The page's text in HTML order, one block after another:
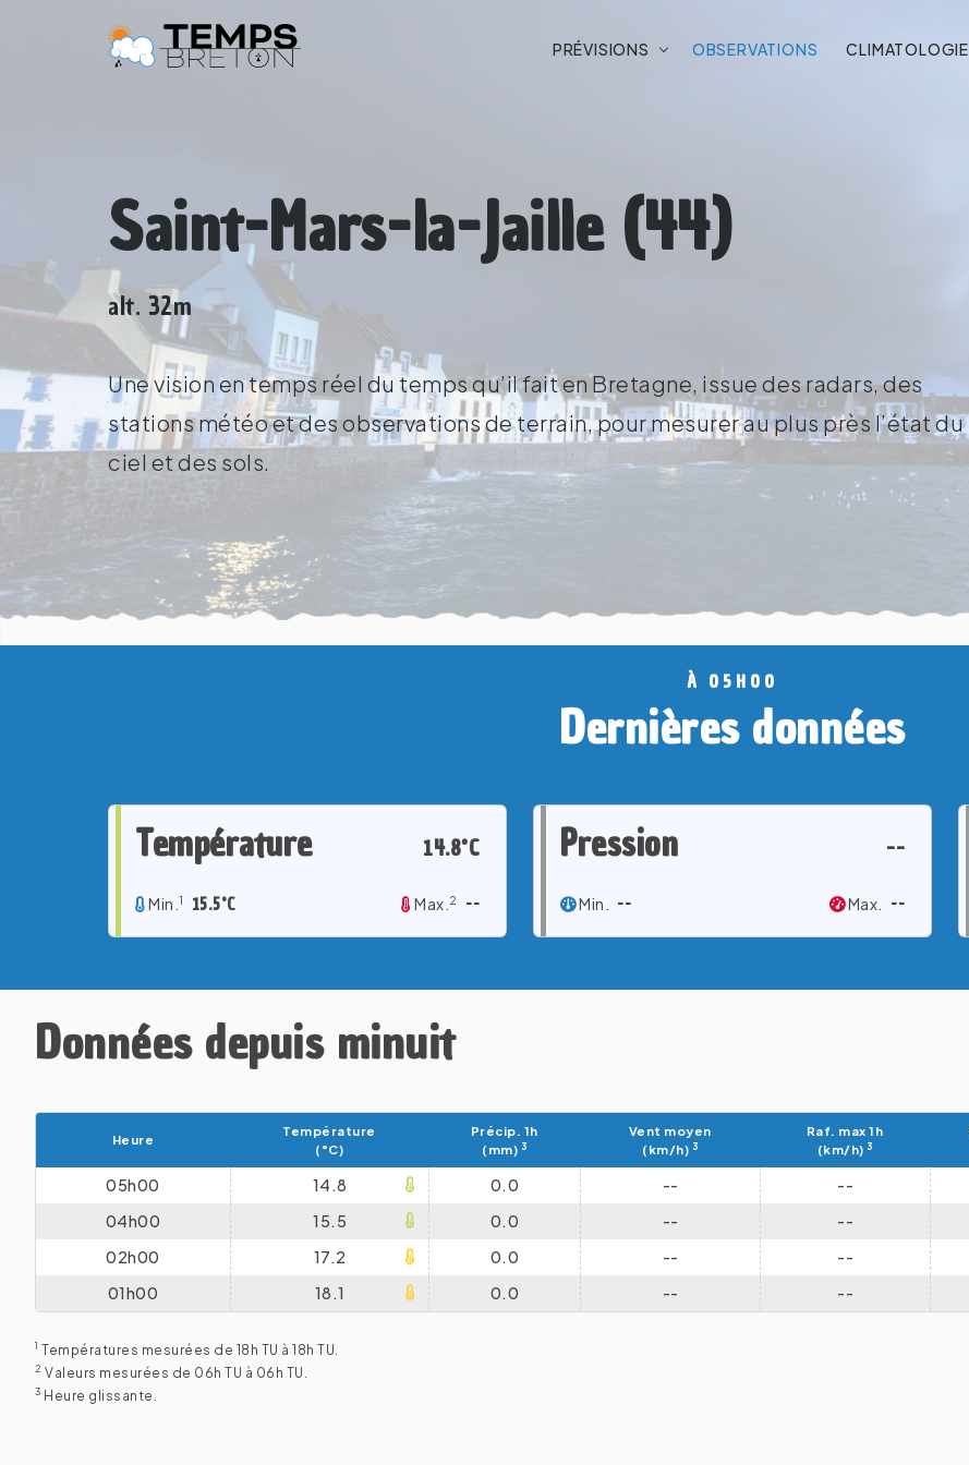
PRÉVISIONS OBSERVATIONS CLIMATOLOGIE
Saint-Mars-la-Jaille (44)
alt. 32m
Une vision en temps réel du temps qu’il fait en Bretagne, issue des radars, des
stations météo et des observations de terrain, pour mesurer au plus près l’état du
ciel et des sols.
À 05H00
Dernières données
Température 14.8°C
Min. 1 15.5°C Max. 2 --
Pression --
Min. -- Max. --
Données depuis minuit
Heure
Température
(°C)
Précip. 1h
(mm) 3
Vent moyen
(km/h) 3
Raf. max 1h
(km/h) 3
05h00 14.8 0.0 -- --
04h00
15.5 0.0 -- --
02h00
17.2 0.0 -- --
01h00
18.1 0.0 -- --
1 Températures mesurées de 18h TU à 18h TU.
2 Valeurs mesurées de 06h TU à 06h TU.
3 Heure glissante.